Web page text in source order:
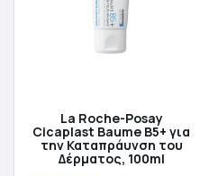
La Roche-Posay
Cicaplast Baume B5+ για
την Καταπράυνση του
Δέρματος, 100ml